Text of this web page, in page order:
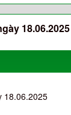
18.06.2025
18.06.2025